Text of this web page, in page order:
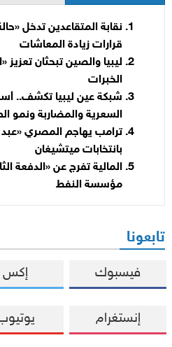
نقابة المتقاعدين تدخل
قرارات زيادة المعاشات
ليبيا والصين تبحثان تعزيز
الخبرات
شبكة عين ليبيا تكشف..
السعرية والمضاربة ونمو
ترامب يهاجم المصري «عبد
بانتخابات ميتشيغان
المالية تفرج عن «الدفعة
مؤسسة النفط
تابعونا
فيسبوك إكس
إنستغرام